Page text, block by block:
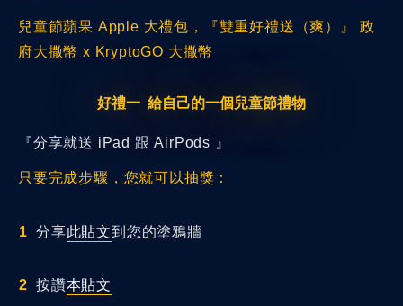
兒童節蘋果 Apple 大禮包，『雙重好禮送（爽）』 政
府大撒幣 x KryptoGO 大撒幣
好禮一 給自己的一個兒童節禮物
『分享就送 iPad 跟 AirPods 』
只要完成步驟，您就可以抽獎：
分享此貼文到您的塗鴉牆
按讚本貼文